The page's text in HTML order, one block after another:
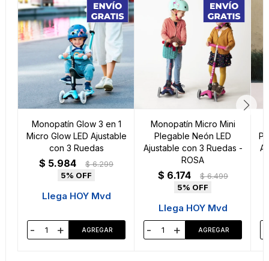
Monopatín Glow 3 en 1
Micro Glow LED Ajustable
con 3 Ruedas
$ 5.984 $ 6.299
5
Llega HOY Mvd
- +
Monopatín Micro Mini
Plegable Neón LED
Ajustable con 3 Ruedas -
ROSA
$ 6.174 $ 6.499
5
Llega HOY Mvd
- +